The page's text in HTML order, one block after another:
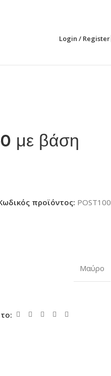
Login / Register
με βάση
προϊόντος: POST100
Μαύρο